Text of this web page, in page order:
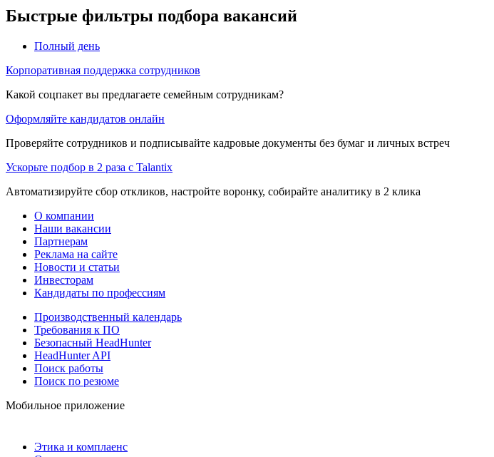
Быстрые фильтры подбора вакансий
Полный день
Корпоративная поддержка сотрудников
Какой соцпакет вы предлагаете семейным сотрудникам?
Оформляйте кандидатов онлайн
Проверяйте сотрудников и подписывайте кадровые документы без бумаг и личных встреч
Ускорьте подбор в 2 раза с Talantix
Автоматизируйте сбор откликов, настройте воронку, собирайте аналитику в 2 клика
О компании
Наши вакансии
Партнерам
Реклама на сайте
Новости и статьи
Инвесторам
Кандидаты по профессиям
Производственный календарь
Требования к ПО
Безопасный HeadHunter
HeadHunter API
Поиск работы
Поиск по резюме
Мобильное приложение
Этика и комплаенс